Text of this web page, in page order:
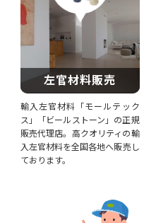
左官材料販売
輸入左官材料「モールテック
ス」「ビールストーン」の正規
販売代理店。高クオリティの輸
入左官材料を全国各地へ販売し
ております。